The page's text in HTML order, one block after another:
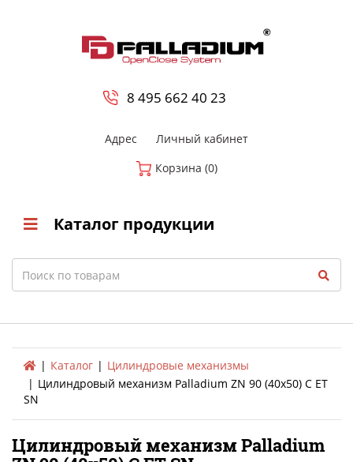
8 495 662 40 23
Адрес
Личный кабинет
Корзина (0)
Каталог продукции
Search
Каталог
Цилиндровые механизмы
Цилиндровый механизм Palladium ZN 90 (40х50) C ET
SN
Цилиндровый механизм Palladium